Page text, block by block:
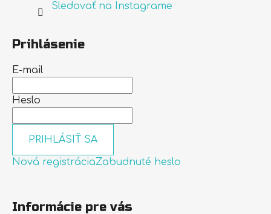
Sledovať na Instagrame
Prihlásenie
E-mail
Heslo
PRIHLÁSIŤ SA
Nová registráciaZabudnuté heslo
Informácie pre vás